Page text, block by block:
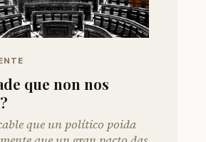
que non nos
que un político poida